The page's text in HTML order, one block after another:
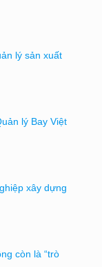
lý sản xuất
lý Bay Việt
xây dựng
còn là “trò